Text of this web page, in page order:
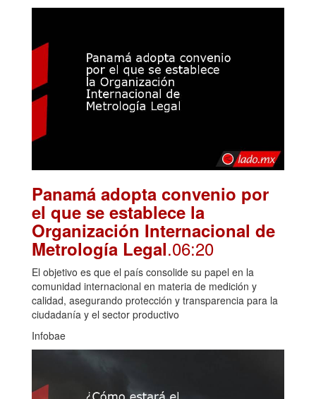
Panamá adopta convenio por
el que se establece la
Organización Internacional de
Metrología Legal.06:20
El objetivo es que el país consolide su papel en la
comunidad internacional en materia de medición y
calidad, asegurando protección y transparencia para la
ciudadanía y el sector productivo
Infobae